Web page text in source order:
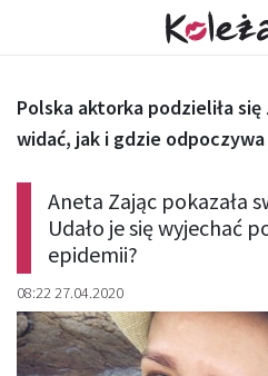
Aneta Zając pokazała
Udało je się wyjechać
epidemii?
08:22 27.04.2020
Polska aktorka podzieliła
widać, jak i gdzie